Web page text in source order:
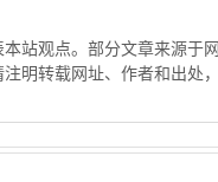
站观点。部分文章来源于
明转载网址、作者和出处